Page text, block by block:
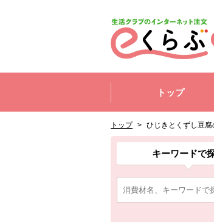
トップ
トップ > ひじきとくずし豆
ここから消費材検索メ
キーワードで
消費材検索メニューこ
ここから本文です。
ここから組合員向けメ
組合員向けメニューこ
ここから本文です。